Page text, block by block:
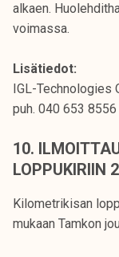
alkaen.
voimassa.
Lisätiedot:
IGL-Technologies
puh. 040 653 8556
10.
LOPPUKIRIIN
Kilometrikisan
mukaan Tamkon